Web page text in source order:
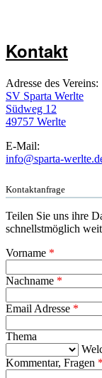
Kontakt
Adresse des Vereins:
SV Sparta Werlte
Südweg 12
49757 Werlte
E-Mail:
info@sparta-
Kontaktanfrage
Teilen Sie uns ihre
schnellstmöglich
Vorname *
Nachname *
Email Adresse *
Thema
Kommentar, Fragen *